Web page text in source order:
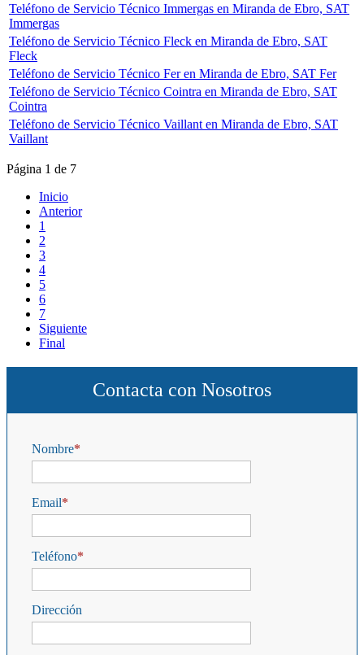
Teléfono de Servicio Técnico Immergas en Miranda de Ebro, SAT
Immergas
Teléfono de Servicio Técnico Fleck en Miranda de Ebro, SAT
Fleck
Teléfono de Servicio Técnico Fer en Miranda de Ebro, SAT Fer
Teléfono de Servicio Técnico Cointra en Miranda de Ebro, SAT
Cointra
Teléfono de Servicio Técnico Vaillant en Miranda de Ebro, SAT
Vaillant
Página 1 de 7
Inicio
Anterior
1
2
3
4
5
6
7
Siguiente
Final
Contacta con Nosotros
Nombre
Email
Teléfono
Dirección